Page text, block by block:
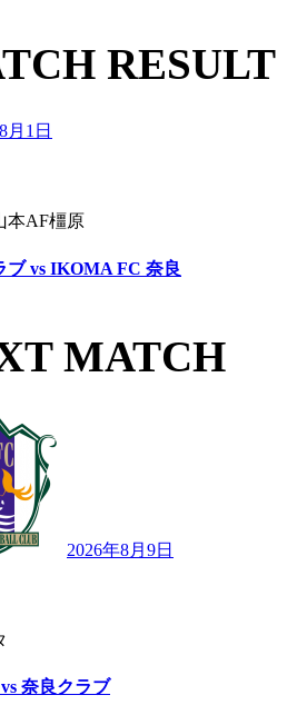
RESULT
月1日
本AF橿原
ブ vs IKOMA FC 奈良
MATCH
2026年8月9日
奈良クラブ